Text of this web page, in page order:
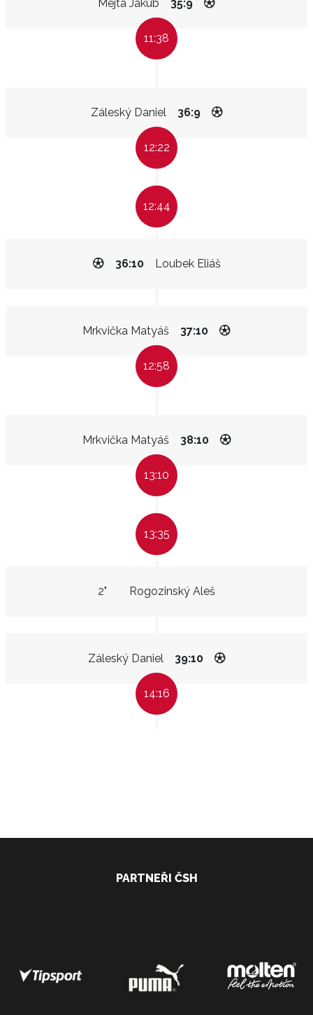
Mejta Jakub 35:9
11:38
Záleský Daniel 36:9
12:22
12:44
Loubek Eliáš
36:10
Mrkvička Matyáš 37:10
12:58
Mrkvička Matyáš 38:10
13:10
13:35
Rogozinský Aleš
2"
Záleský Daniel 39:10
14:16
PARTNEŘI ČSH